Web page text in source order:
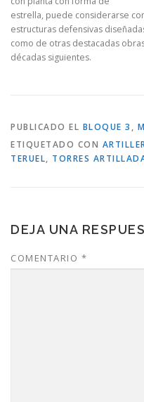
estrella, puede considerarse
estructuras defensivas
como de otras destacadas
décadas siguientes.
PUBLICADO EL BLOQUE 3 ,
ETIQUETADO CON
TERUEL, TORRES
DEJA UNA
COMENTARIO *